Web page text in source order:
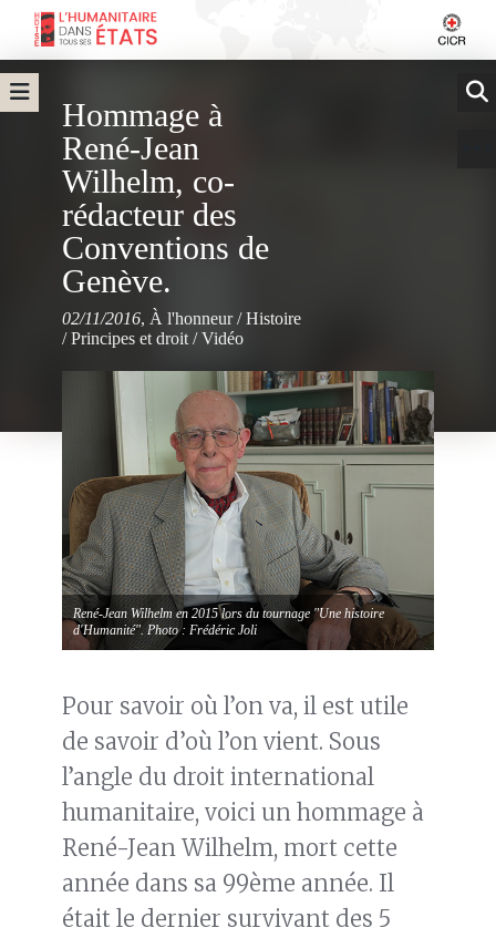
Hommage à
René-Jean
Wilhelm, co-
rédacteur des
Conventions de
Genève.
02/11/2016, À l'honneur/Histoire
/Principes et droit /Vidéo
René-Jean Wilhelm en 2015 lors du tournage "Une histoire
d'Humanité". Photo : Frédéric Joli
Pour savoir où l’on va, il est utile
de savoir d’où l’on vient. Sous
l’angle du droit international
humanitaire, voici un hommage à
René-Jean Wilhelm, mort cette
année dans sa 99ème année. Il
était le dernier survivant des 5